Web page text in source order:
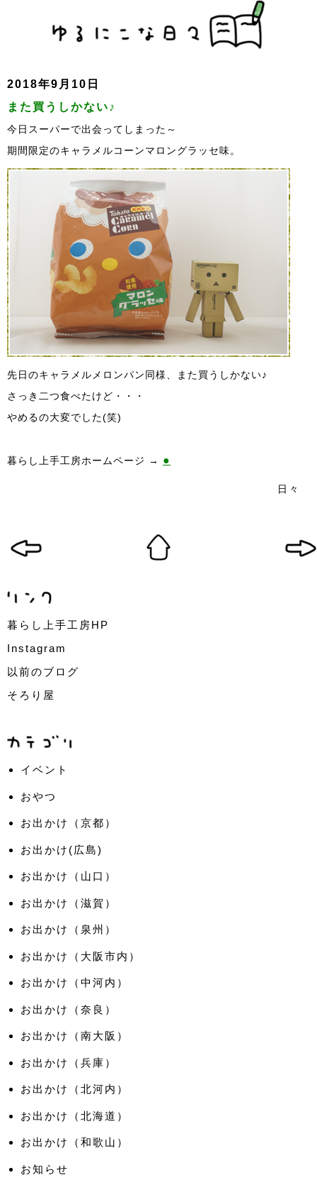
2018年9月10日
また買うしかない♪
今日スーパーで出会ってしまった～
期間限定のキャラメルコーンマロングラッセ味。
先日のキャラメルメロンパン同様、また買うしかない♪
さっき二つ食べたけど・・・
やめるの大変でした(笑)
暮らし上手工房ホームページ → ●
日々
暮らし上手工房HP
Instagram
以前のブログ
そろり屋
イベント
おやつ
お出かけ（京都）
お出かけ(広島)
お出かけ（山口）
お出かけ（滋賀）
お出かけ（泉州）
お出かけ（大阪市内）
お出かけ（中河内）
お出かけ（奈良）
お出かけ（南大阪）
お出かけ（兵庫）
お出かけ（北河内）
お出かけ（北海道）
お出かけ（和歌山）
お知らせ